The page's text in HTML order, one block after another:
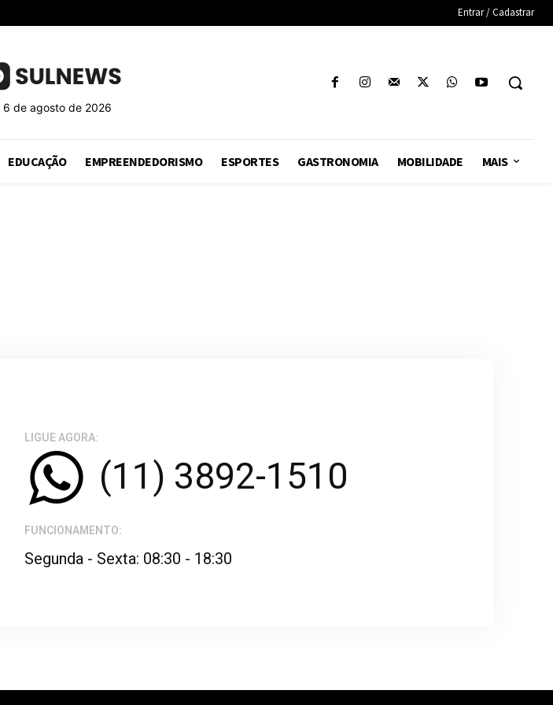
Entrar / Cadastrar
de agosto de 2026
EDUCAÇÃO EMPREENDEDORISMO ESPORTES GASTRONOMIA MOBILIDADE MAIS
LIGUE AGORA:
(11) 3892-1510
FUNCIONAMENTO:
Segunda - Sexta: 08:30 - 18:30